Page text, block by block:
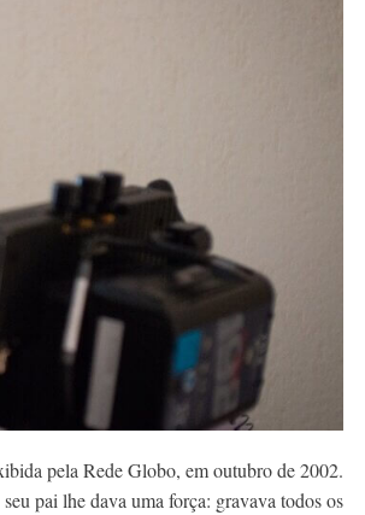
pela Rede Globo, em outubro de 2002.
pai lhe dava uma força: gravava todos os